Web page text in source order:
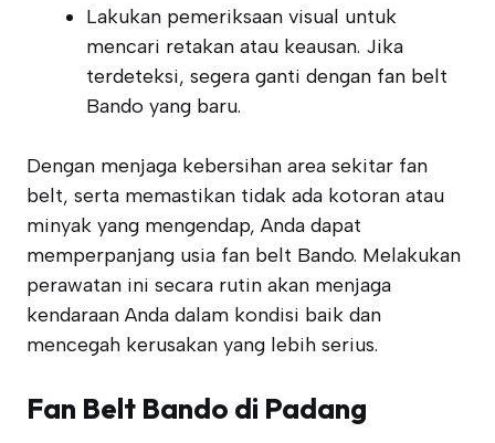
Lakukan pemeriksaan visual untuk
mencari retakan atau keausan. Jika
terdeteksi, segera ganti dengan fan belt
Bando yang baru.
Dengan menjaga kebersihan area sekitar fan
belt, serta memastikan tidak ada kotoran atau
minyak yang mengendap, Anda dapat
memperpanjang usia fan belt Bando. Melakukan
perawatan ini secara rutin akan menjaga
kendaraan Anda dalam kondisi baik dan
mencegah kerusakan yang lebih serius.
Fan Belt Bando di Padang